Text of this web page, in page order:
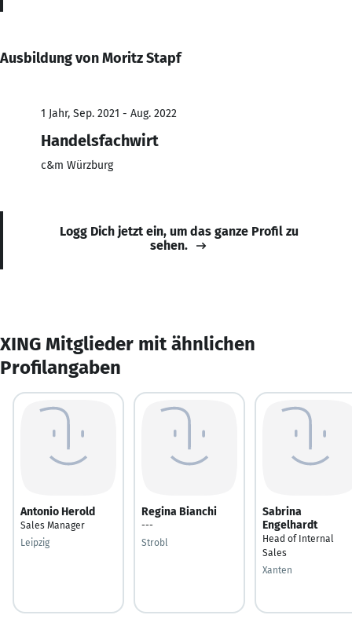
Ausbildung von Moritz Stapf
1 Jahr, Sep. 2021 - Aug. 2022
Handelsfachwirt
c&m Würzburg
Logg Dich jetzt ein, um das ganze Profil zu
sehen.
XING Mitglieder mit ähnlichen
Profilangaben
Antonio Herold
Sales Manager
Leipzig
Regina Bianchi
---
Strobl
Sabrina
Engelhardt
Head of Internal
Sales
Xanten